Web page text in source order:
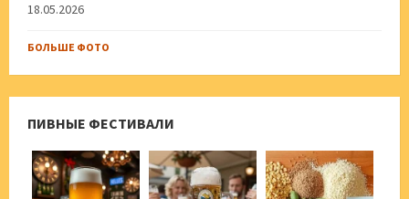
18.05.2026
БОЛЬШЕ ФОТО
ПИВНЫЕ ФЕСТИВАЛИ